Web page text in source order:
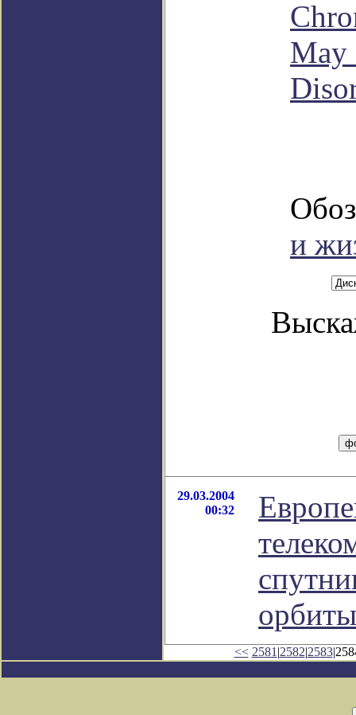
May
и
29.03.2004
00:32
орбиты
<< 2581 |2582|2583